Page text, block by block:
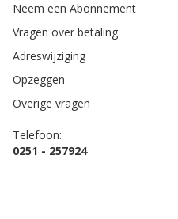
Neem een Abonnement
Vragen over betaling
Adreswijziging
Opzeggen
Overige vragen
Telefoon:
0251 - 257924